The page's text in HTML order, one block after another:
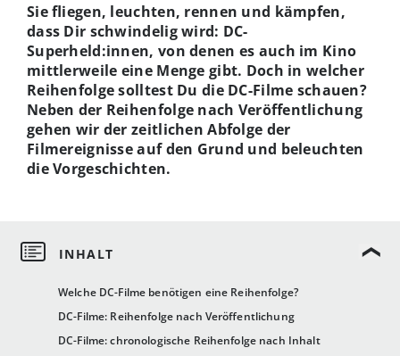
Welche DC-Filme benötigen eine Reihenfolge?
DC-Filme: Reihenfolge nach Veröffentlichung
DC-Filme: chronologische Reihenfolge nach Inhalt
Sie fliegen, leuchten, rennen und kämpfen,
dass Dir schwindelig wird: DC-
Superheld:innen, von denen es auch im Kino
mittlerweile eine Menge gibt. Doch in welcher
Reihenfolge solltest Du die DC-Filme schauen?
Neben der Reihenfolge nach Veröffentlichung
gehen wir der zeitlichen Abfolge der
Filmereignisse auf den Grund und beleuchten
die Vorgeschichten.